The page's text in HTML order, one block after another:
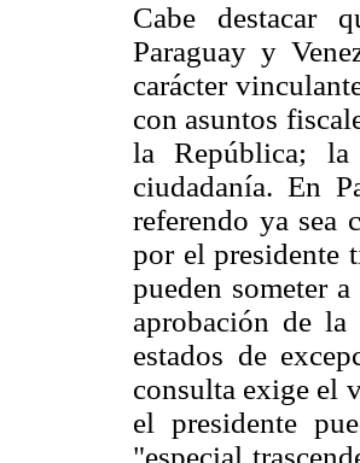
Cabe destacar
Paraguay y
carácter
con asuntos
la República;
ciudadanía. En
referendo ya sea
por el presidente
pueden someter
aprobación de
estados de
consulta exige el
el presidente
"especial